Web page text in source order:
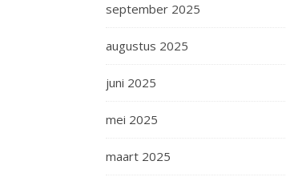
september 2025
augustus 2025
juni 2025
mei 2025
maart 2025